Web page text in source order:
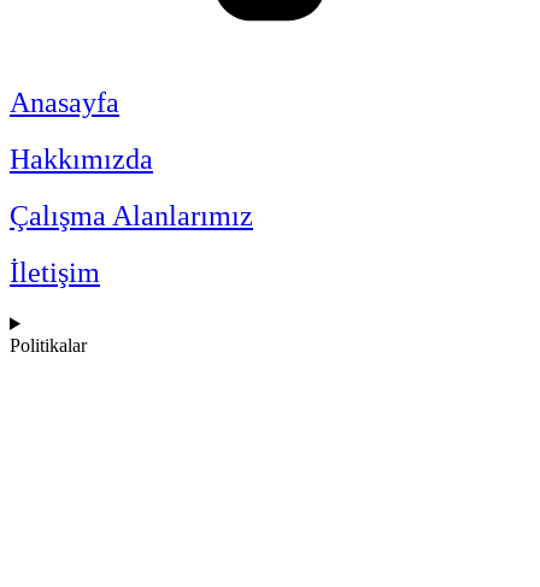
Anasayfa
Hakkımızda
Çalışma Alanlarımız
İletişim
Politikalar